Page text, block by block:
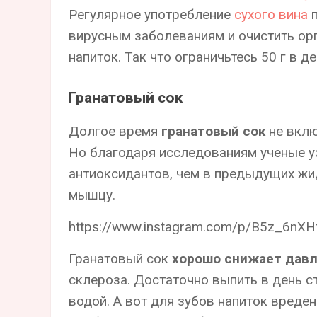
Регулярное употребление сухого вина
вирусным заболеваниям и очистить
напиток. Так что ограничьтесь 50 г в
Гранатовый сок
Долгое время гранатовый сокне
Но благодаря исследованиям ученые
антиоксидантов, чем в предыдущих
мышцу.
https://www.instagram.com/p/
Гранатовый сок хорошо снижает
склероза. Достаточно выпить в день
водой. А вот для зубов напиток